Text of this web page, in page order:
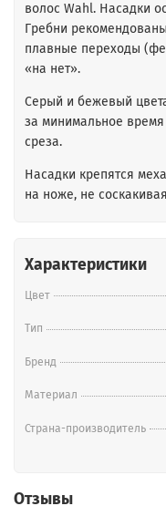
волос Wahl. Насадки
Гребни
плавные переходы
«на нет».
Серый и бежевый
за минимальное
среза.
Насадки крепятся
на ноже, не
Характеристики
Цвет
Тип
Бренд
Материал
Страна-производитель
Отзывы